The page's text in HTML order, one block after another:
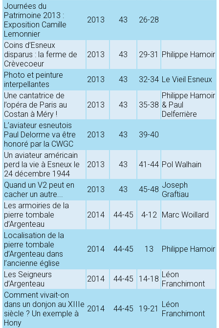
Journées du
Patrimoine 2013 :
Exposition Camille
Lemonnier
2013 43 26-28
Coins d’Esneux
disparus : la ferme de
Crèvecoeur
2013 43 29-31 Philippe Hamoir
Photo et peinture
interpellantes
2013 43 32-34 Le Vieil Esneux
Une cantatrice de
l’opéra de Paris au
Costan à Méry !
2013 43 35-38
Philippe Hamoir
& Paul
Delferrière
L’aviateur esneutois
Paul Delorme va être
honoré par la CWGC
2013 43 39-40
Un aviateur américain
perd la vie à Esneux le
24 décembre 1944
2013 43 41-44 Pol Walhain
Quand un V2 peut en
cacher un autre...
2013 43 45-48 Joseph
Graftiau
Les armoiries de la
pierre tombale
d’Argenteau
2014 44-45 4-12 Marc Woillard
Localisation de la
pierre tombale
d’Argenteau dans
l’ancienne église
2014 44-45 13 Philippe Hamoir
Les Seigneurs
d’Argenteau
2014 44-45 14-18 Léon
Franchimont
Comment vivait-on
dans un donjon au XIIIe
siècle ? Un exemple à
Hony
2014 44-45 19-21 Léon
Franchimont